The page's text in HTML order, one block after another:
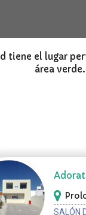
tiene el lugar
área verde.
El
SALÓN